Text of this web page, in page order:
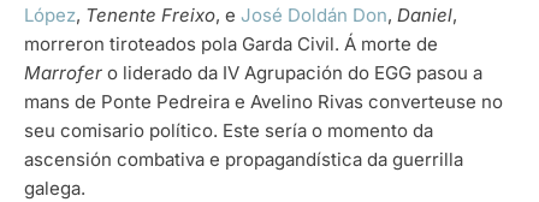
López, Tenente Freixo, e José Doldán Don, Daniel,
morreron tiroteados pola Garda Civil. Á morte de
Marrofer o liderado da IV Agrupación do EGG pasou a
mans de Ponte Pedreira e Avelino Rivas converteuse no
seu comisario político. Este sería o momento da
ascensión combativa e propagandística da guerrilla
galega.